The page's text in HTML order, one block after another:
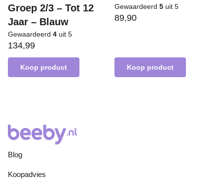
Groep 2/3 – Tot 12
Jaar – Blauw
Gewaardeerd 4 uit 5
134,99
Koop product
Gewaardeerd 5 uit 5
89,90
Koop product
Blog
Koopadvies